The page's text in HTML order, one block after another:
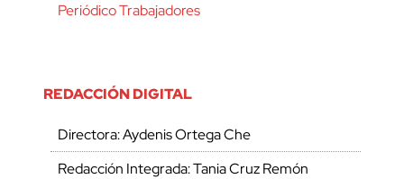
Periódico Trabajadores
REDACCIÓN DIGITAL
Directora: Aydenis Ortega Che
Redacción Integrada: Tania Cruz Remón